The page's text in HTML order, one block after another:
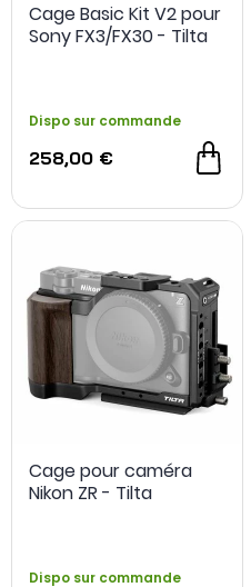
Cage Basic Kit V2 pour
Sony FX3/FX30 - Tilta
Dispo sur commande
258,00 €
Cage pour caméra
Nikon ZR - Tilta
Dispo sur commande